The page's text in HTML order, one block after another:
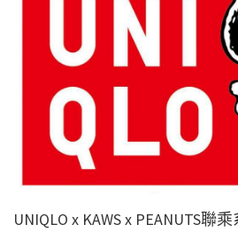
UNIQLO x KAWS x PEANUTS聯